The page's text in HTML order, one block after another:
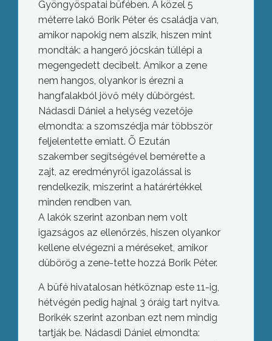
Gyöngyöspatai büfében. A közel 5
méterre lakó Borik Péter és családja van,
amikor napokig nem alszik, hiszen mint
mondták: a hangerő jócskán túllépi a
megengedett decibelt. Amikor a zene
nem hangos, olyankor is érezni a
hangfalakból jövő mély dübörgést.
Nádasdi Dániel a helység vezetője
elmondta: a szomszédja már többször
feljelentette emiatt. Õ Ezután
szakember segítségével bemérette a
zajt, az eredményről igazolással is
rendelkezik, miszerint a határértékkel
minden rendben van.
A lakók szerint azonban nem volt
igazságos az ellenőrzés, hiszen olyankor
kellene elvégezni a méréseket, amikor
dübörög a zene-tette hozzá Borik Péter.
A büfé hivatalosan hétköznap este 11-ig,
hétvégén pedig hajnal 3 óráig tart nyitva.
Borikék szerint azonban ezt nem mindig
tartják be. Nádasdi Dániel elmondta: